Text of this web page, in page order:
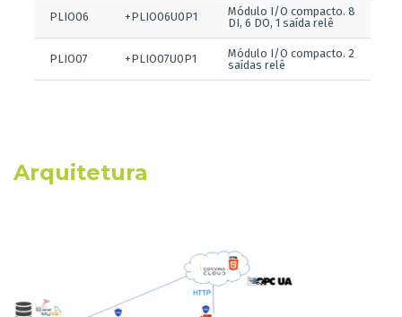
PLIO06 +PLIO06U0P1
Módulo I/O compacto. 8
DI, 6 DO, 1 saída relê
PLIO07 +PLIO07U0P1
Módulo I/O compacto. 2
saídas relê
Arquitetura